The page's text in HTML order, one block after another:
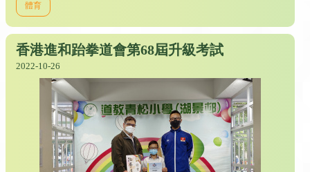
體育
香港進和跆拳道會第68屆升級考試
2022-10-26